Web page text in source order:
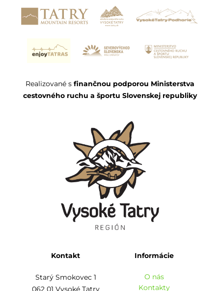
Realizované s finančnou podporou Ministerstva
cestovného ruchu a športu Slovenskej republiky
Kontakt
Starý Smokovec 1
062 01 Vysoké Tatry
Informácie
O nás
Kontakty